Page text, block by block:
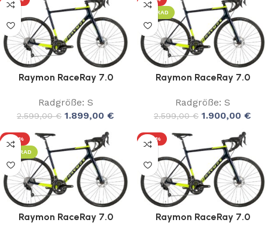
Raymon RaceRay 7.0
Radgröße: S
2.599,00€ 1.899,00 €
LEIHRAD
Raymon RaceRay 7.0
Radgröße: S
2.599,00€ 1.900,00 €
-27%
LEIHRAD
Raymon RaceRay 7.0
-27%
Raymon RaceRay 7.0